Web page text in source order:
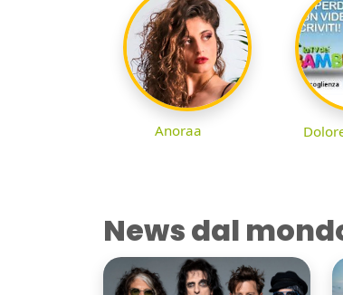
Anoraa
News dal